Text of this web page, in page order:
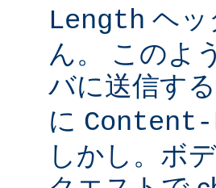
Length ヘッ
ん。 このよ
バに送信す
に
しかし。ボ